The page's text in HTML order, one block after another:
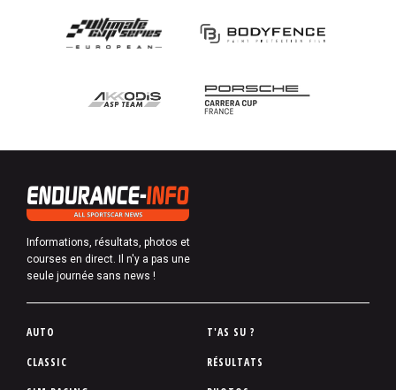
Informations, résultats, photos et
courses en direct. Il n'y a pas une
seule journée sans news !
P
AUTO
CLASSIC
T'AS SU ?
RÉSULTATS